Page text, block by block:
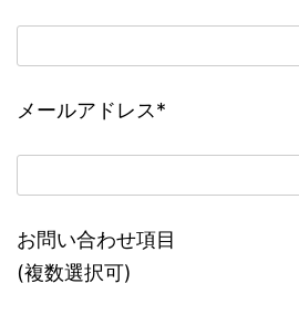
メールアドレス*
お問い合わせ項目
(複数選択可)